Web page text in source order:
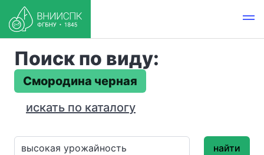
Поиск по виду:
Смородина черная
искать по каталогу
найти